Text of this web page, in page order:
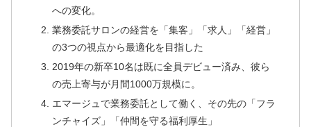
への変化。
業務委託サロンの経営を「集客」「求人」「経営」
の3つの視点から最適化を目指した
2019年の新卒10名は既に全員デビュー済み、彼ら
の売上寄与が月間1000万規模に。
エマージュで業務委託として働く、その先の「フラ
ンチャイズ」「仲間を守る福利厚生」